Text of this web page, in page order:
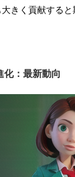
きく貢献すると
化：最新動向